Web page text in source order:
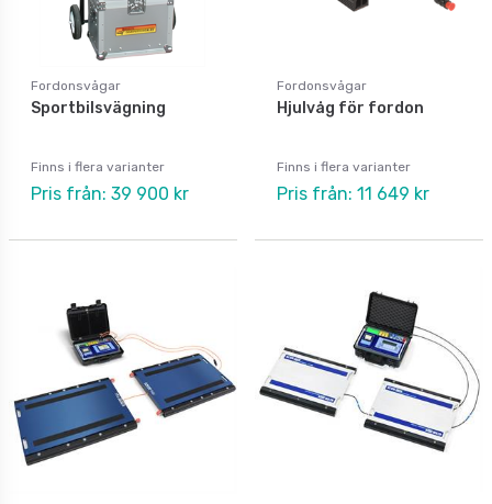
Fordonsvågar
Sportbilsvägning
Finns i flera varianter
Pris från: 39 900 kr
Fordonsvågar
Hjulvåg för fordon
Finns i flera varianter
Pris från: 11 649 kr